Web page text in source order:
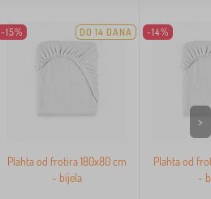
-15% DO 14 DANA
Plahta od frotira 180x80 cm
- bijela
-14%
Plahta od
-
>